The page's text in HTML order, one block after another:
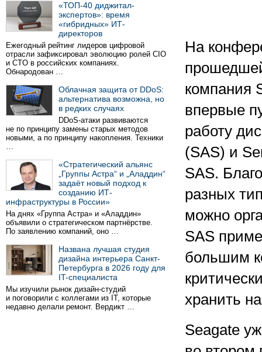
«ТОП-40 диджитал-
экспертов»: время
«гибридных» ИТ-
директоров
Ежегодный рейтинг лидеров цифровой
отрасли зафиксировал эволюцию ролей CIO
и CTO в российских компаниях.
Обнародован …
Облачная защита от DDoS:
альтернатива возможна, но
в редких случаях
DDoS-атаки развиваются
не по принципу замены старых методов
новыми, а по принципу накопления. Техники
…
«Стратегический альянс
„Группы Астра“ и „Аладдин“
задаёт новый подход к
созданию ИТ-
инфраструктуры в России»
На днях «Группа Астра» и «Аладдин»
объявили о стратегическом партнёрстве.
По заявлению компаний, оно …
Названа лучшая студия
дизайна интерьера Санкт-
Петербурга в 2026 году для
IT-специалиста
Мы изучили рынок дизайн-студий
и поговорили с коллегами из IT, которые
недавно делали ремонт. Вердикт …
На
компания
впервые
работу
(SAS) и
SAS.
разных
можно
SAS
большим
хранить
Seagate